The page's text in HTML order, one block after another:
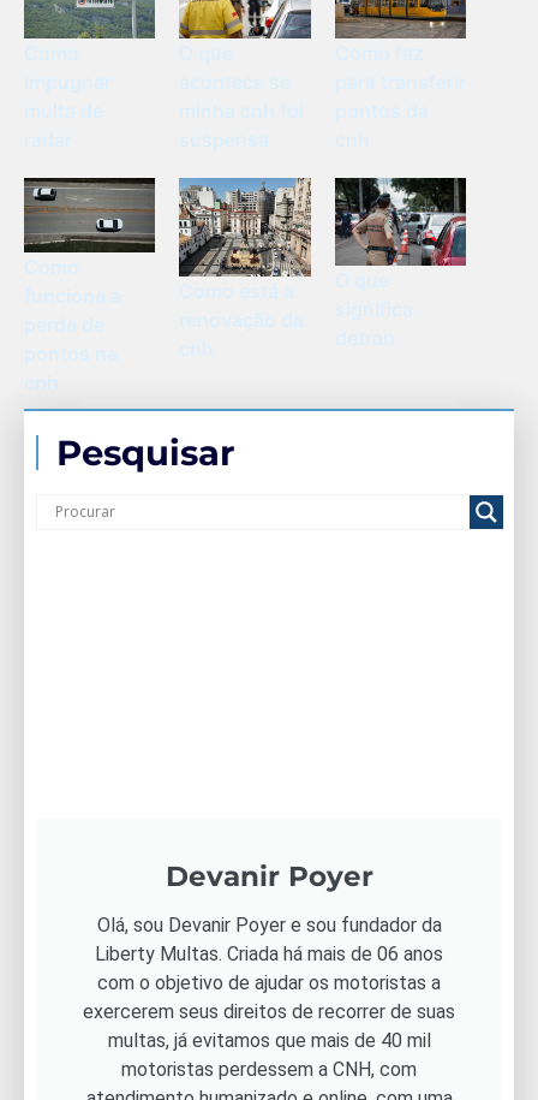
cnh
Pesquisar
Devanir Poyer
Olá, sou Devanir Poyer e sou fundador da
Liberty Multas. Criada há mais de 06 anos
com o objetivo de ajudar os motoristas a
exercerem seus direitos de recorrer de suas
multas, já evitamos que mais de 40 mil
motoristas perdessem a CNH, com